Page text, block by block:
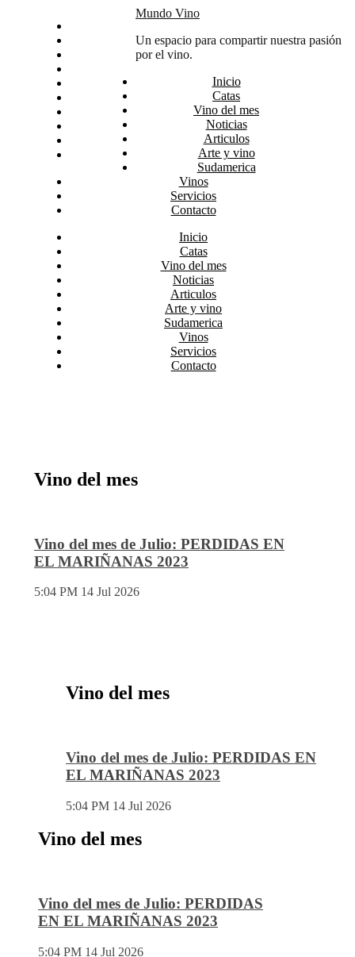
Arte y vino
Sudamerica
Mundo Vino
Un espacio para compartir nuestra pasión
por el vino.
Inicio
Catas
Vino del mes
Noticias
Articulos
Arte y vino
Sudamerica
Vinos
Servicios
Contacto
Inicio
Catas
Vino del mes
Noticias
Articulos
Arte y vino
Sudamerica
Vinos
Servicios
Contacto
Vino del mes
Vino del mes de Julio: PERDIDAS EN
EL MARIÑANAS 2023
5:04 PM 14 Jul 2026
Vino del mes
Vino del mes de Julio: PERDIDAS EN
EL MARIÑANAS 2023
5:04 PM 14 Jul 2026
Vino del mes
Vino del mes de Julio: PERDIDAS
EN EL MARIÑANAS 2023
5:04 PM 14 Jul 2026